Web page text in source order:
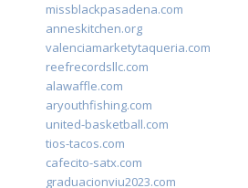
missblackpasadena.com
anneskitchen.org
valenciamarketytaqueria.com
reefrecordsllc.com
alawaffle.com
aryouthfishing.com
united-basketball.com
tios-tacos.com
cafecito-satx.com
graduacionviu2023.com